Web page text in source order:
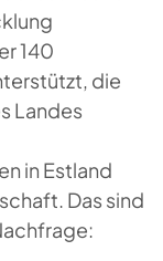
140
die
Landes
in Estland
Das sind